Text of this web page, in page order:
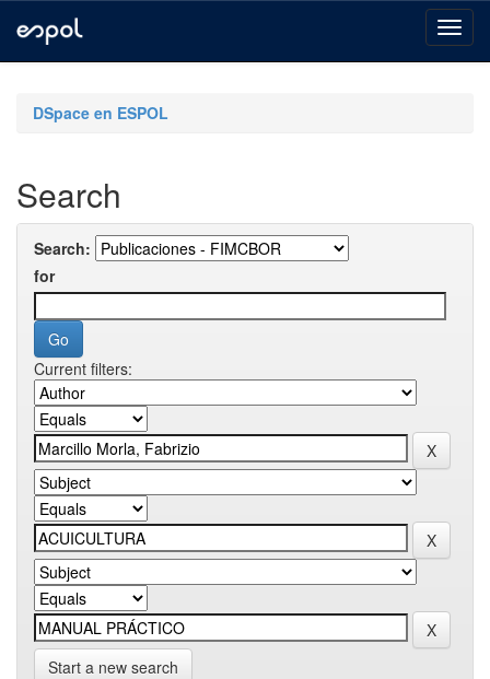
navigationDSpace en ESPOL
Search
Search:
for
Current filters:
Start a new search